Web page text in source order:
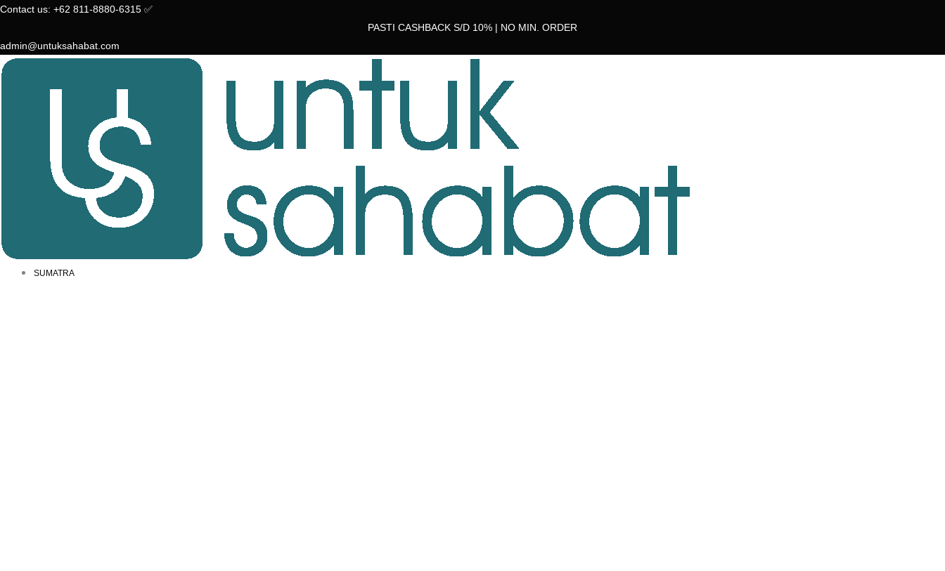
Skip
content
Contact us: +62 811-8880-6315 ✅︎
PASTI CASHBACK S/D 10% | NO MIN. ORDER
admin@untuksahabat.com
SUMATRA